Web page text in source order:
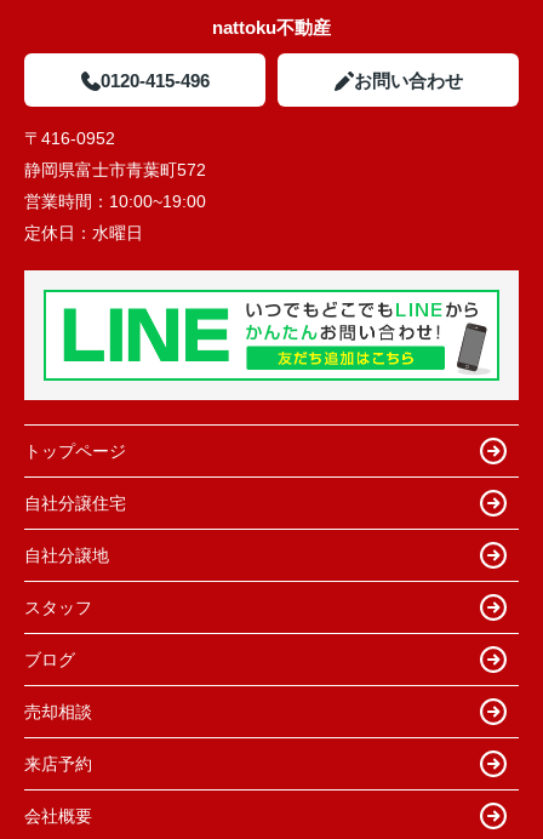
nattoku不動産
0120-415-496 お問い合わせ
〒416-0952
静岡県富士市青葉町572
営業時間： 10:00~19:00
定休日： 水曜日
トップページ
自社分譲住宅
自社分譲地
スタッフ
ブログ
売却相談
来店予約
会社概要